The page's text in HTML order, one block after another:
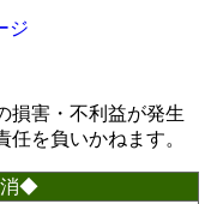
ジ
損害・不利益が発生
を負いかねます。
消◆